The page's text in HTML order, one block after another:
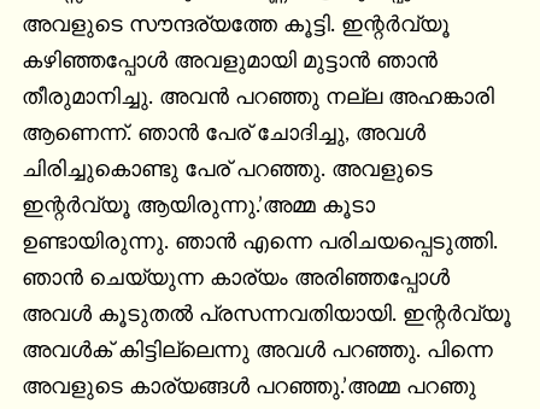
അവളുടെ സൗന്ദര്യത്തേ കൂട്ടി. ഇന്റർവ്യൂ
കഴിഞ്ഞപ്പോൾ അവളുമായി മുട്ടാൻ ഞാൻ
തീരുമാനിച്ചു. അവൻ പറഞ്ഞു നല്ല അഹങ്കാരി
ആണെന്ന്. ഞാൻ പേര് ചോദിച്ചു, അവൾ
ചിരിച്ചുകൊണ്ടു പേര് പറഞ്ഞു. അവളുടെ
ഇന്റർവ്യൂ ആയിരുന്നു.’അമ്മ കൂടാ
ഉണ്ടായിരുന്നു. ഞാൻ എന്നെ പരിചയപ്പെടുത്തി.
ഞാൻ ചെയ്യുന്ന കാര്യം അരിഞ്ഞപ്പോൾ
അവൾ കൂടുതൽ പ്രസന്നവതിയായി. ഇന്റർവ്യൂ
അവൾക് കിട്ടില്ലെന്നു അവൾ പറഞ്ഞു. പിന്നെ
അവളുടെ കാര്യങ്ങൾ പറഞ്ഞു.’അമ്മ പറഞു